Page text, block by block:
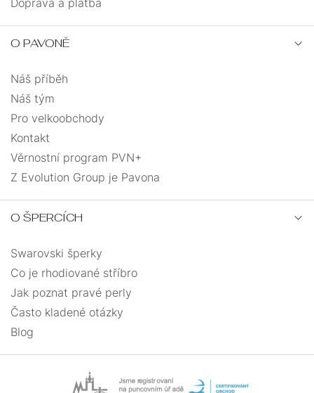
Doprava a platba
O PAVONĚ
Náš příběh
Náš tým
Pro velkoobchody
Kontakt
Věrnostní program PVN+
Z Evolution Group je Pavona
O ŠPERCÍCH
Swarovski šperky
Co je rhodiované stříbro
Jak poznat pravé perly
Často kladené otázky
Blog